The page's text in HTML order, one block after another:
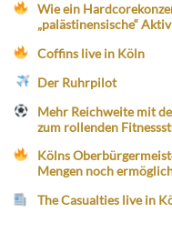
Wie ein
„palästinensische“
Coffins live in Köln
Der Ruhrpilot
Mehr Reichweite mit
zum rollenden
Kölns
Mengen noch
The Casualties live in